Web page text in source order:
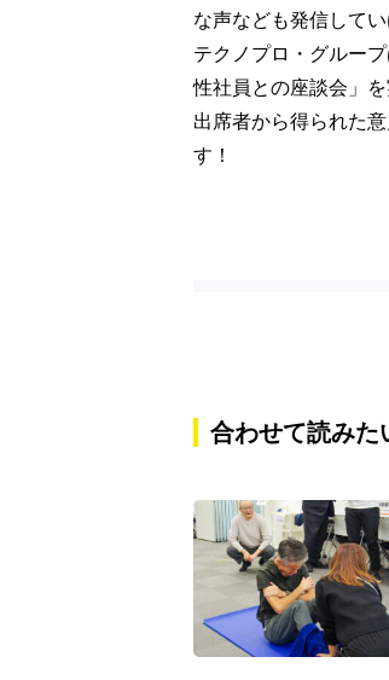
な声なども発信してい
テクノプロ・グルー
性社員との座談会」
出席者から得られた
す！
合わせて読みた